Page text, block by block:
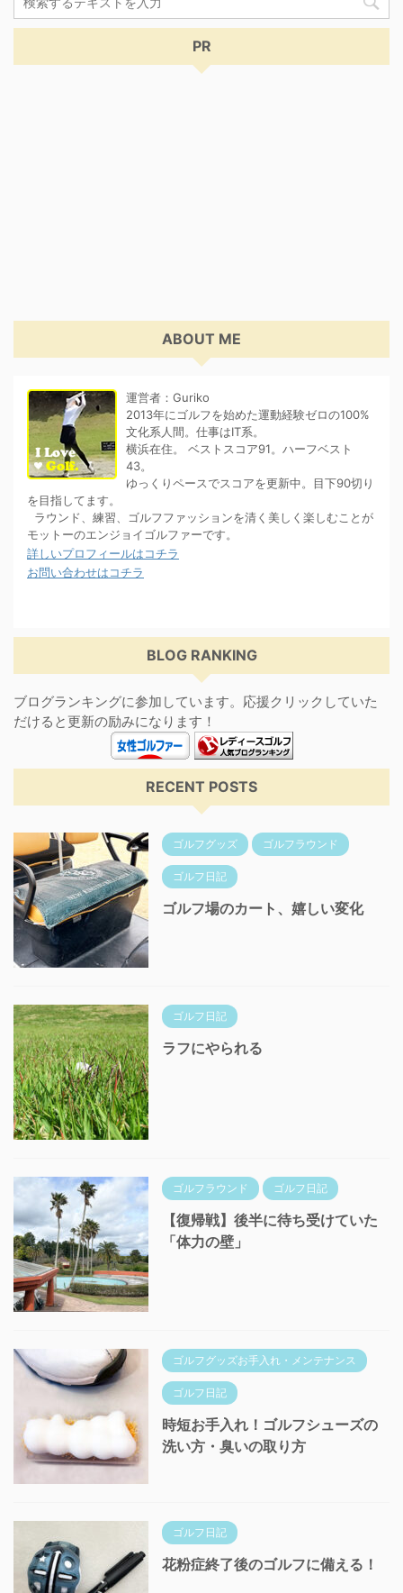
PR
ABOUT ME
運営者：Guriko
2013年にゴルフを始めた運動経験ゼロの100%
文化系人間。仕事はIT系。
横浜在住。 ベストスコア91。ハーフベスト
43。
ゆっくりペースでスコアを更新中。目下90切り
を目指してます。
ラウンド、練習、ゴルフファッションを清く美しく楽しむことが
モットーのエンジョイゴルファーです。
詳しいプロフィールはコチラ
お問い合わせはコチラ
BLOG RANKING
ブログランキングに参加しています。応援クリックしていた
だけると更新の励みになります！
RECENT POSTS
ゴルフグッズ ゴルフラウンド
ゴルフ日記
ゴルフ場のカート、嬉しい変化
ゴルフ日記
ラフにやられる
ゴルフラウンド ゴルフ日記
【復帰戦】後半に待ち受けていた
「体力の壁」
ゴルフグッズお手入れ・メンテナンス
ゴルフ日記
時短お手入れ！ゴルフシューズの
洗い方・臭いの取り方
ゴルフ日記
花粉症終了後のゴルフに備える！